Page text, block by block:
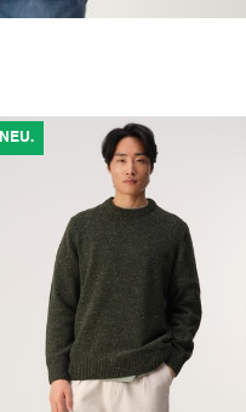
NEU.